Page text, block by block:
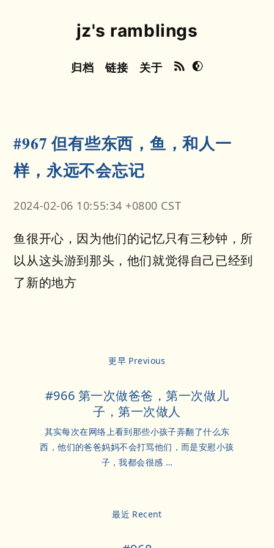
jz's ramblings
归档 链接 关于
#967 但有些东西，鱼，和人一
样，永远不会忘记
2024-02-06 10:55:34 +0800 CST
鱼很开心，因为他们的记忆只有三秒钟，所
以从这头游到那头，他们就觉得自己已经到
了新的地方
最近 Recent
更早 Previous
#966 第一次做爸爸，第一次做儿
子，第一次做人
其实每次在网络上看到那些小孩子弄翻了什么东
西，他们的爸爸妈妈不会打骂他们，而是安慰小孩
子，我都会很感 …